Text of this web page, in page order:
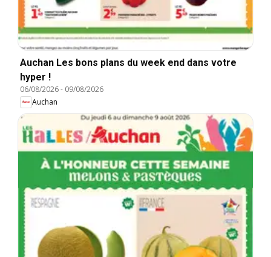
Auchan Les bons plans du week end dans votre
hyper !
06/08/2026- 09/08/2026
Auchan